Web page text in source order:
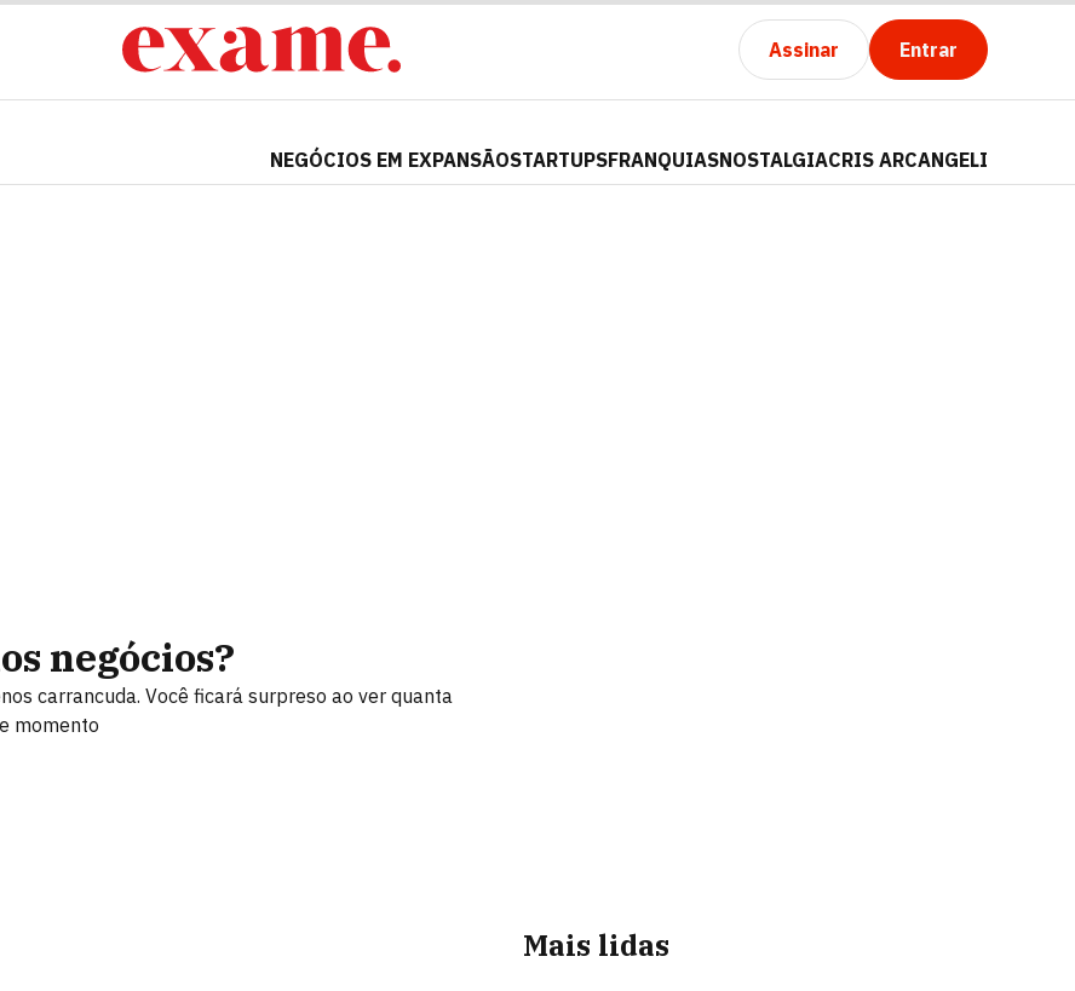
Assinar Entrar
NEGÓCIOS EM EXPANSÃOSTARTUPSFRANQUIASNOSTALGIACRIS ARCANGELI
negócios?
carrancuda. Você ficará surpreso ao ver quanta
momento
Mais lidas